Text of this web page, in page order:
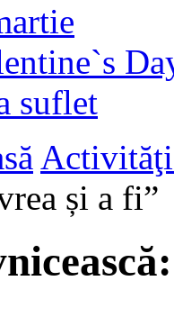
suflet
și a fi”